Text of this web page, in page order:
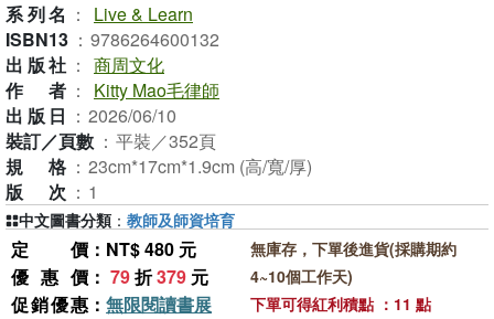
系列名 ：
Live & Learn
ISBN13 ： 9786264600132
出版社 ： 商周文化
作者 ：
Kitty Mao毛律師
出版日 ： 2026/06/10
裝訂／頁數 ： 平裝／352頁
規格 ： 23cm*17cm*1.9cm (高/寬/厚)
版次 ： 1
定價 ：NT$ 480 元
優惠價 ： 79折379 元
促銷優惠 ： 無限閱讀書展
無庫存，下單後進貨(採購期約
4~10個工作天)
下單可得紅利積點 ：11 點
中文圖書分類 ： 教師及師資培育